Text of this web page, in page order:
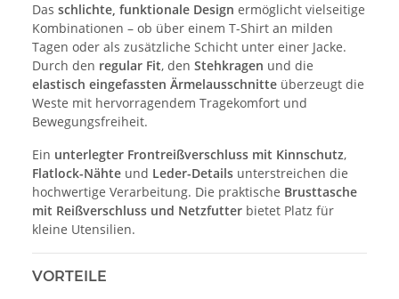
Das schlichte, funktionale Design ermöglicht vielseitige
Kombinationen – ob über einem T-Shirt an milden
Tagen oder als zusätzliche Schicht unter einer Jacke.
Durch den regular Fit, den Stehkragen und die
elastisch eingefassten Ärmelausschnitte überzeugt die
Weste mit hervorragendem Tragekomfort und
Bewegungsfreiheit.
Ein unterlegter Frontreißverschluss mit Kinnschutz,
Flatlock-Nähte und Leder-Details unterstreichen die
hochwertige Verarbeitung. Die praktische Brusttasche
mit Reißverschluss und Netzfutter bietet Platz für
kleine Utensilien.
VORTEILE